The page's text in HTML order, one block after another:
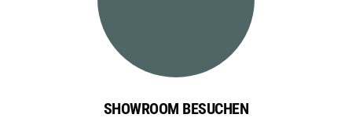
SHOWROOM BESUCHEN